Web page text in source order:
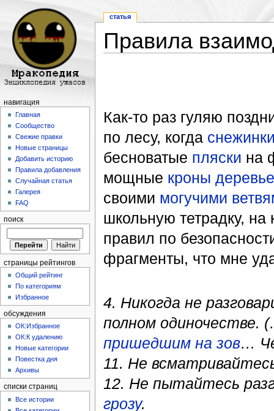
Правила
Как-то раз гуляю
по лесу, когда
бесноватые пляски на
мощные кроны
своими могучими
школьную тетрадку,
правил по
фрагменты, что мне
4. Никогда не
полном одиночестве.
пришедшим на зов…
11. Не
12. Не пытайтесь
грозу.
статья
навигация
Главная
Сообщество
Свежие правки
Новые страницы
Добавить историю
Правила добавления
Случайная статья
Галерея
FAQ
поиск
страницы рейтингов
Общий рейтинг
По категориям
Избранное
обсуждения
ОК:Избранное
ОК:К удалению
Новые категории
Повестка дня
Архивы
списки страниц
Все истории